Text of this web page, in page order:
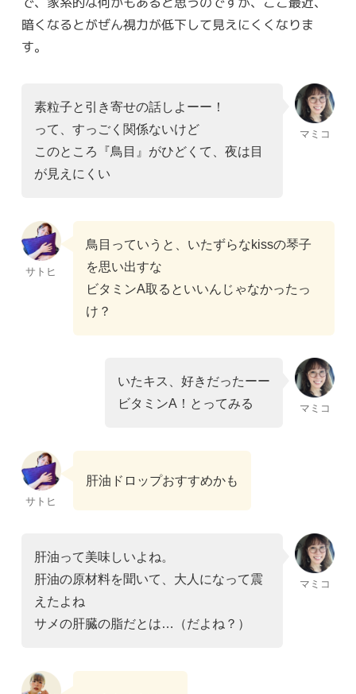
暗くなるとがぜん視力が低下して見えにくくなりま
す。
マミコ
素粒子と引き寄せの話しよーー！
って、すっごく関係ないけど
このところ『鳥目』がひどくて、夜は目
が見えにくい
サトヒ
鳥目っていうと、いたずらなkissの琴子
を思い出すな
ビタミンA取るといいんじゃなかったっ
け？
マミコ
いたキス、好きだったーー
ビタミンA！とってみる
サトヒ
肝油ドロップおすすめかも
マミコ
肝油って美味しいよね。
肝油の原材料を聞いて、大人になって震
えたよね
サメの肝臓の脂だとは…（だよね？）